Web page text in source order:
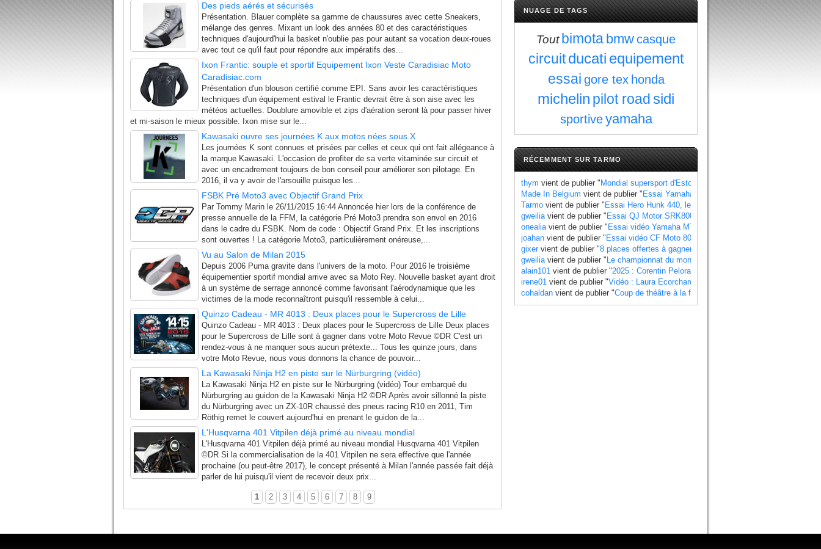
Des pieds aérés et sécurisés
Présentation. Blauer complète sa gamme de chaussures avec cette Sneakers,
mélange des genres. Mixant un look des années 80 et des caractéristiques
techniques d'aujourd'hui la basket n'oublie pas pour autant sa vocation deux-roues
avec tout ce qu'il faut pour répondre aux impératifs des...
Ixon Frantic: souple et sportif Equipement Ixon Veste Caradisiac Moto
Caradisiac.com
Présentation d'un blouson certifié comme EPI. Sans avoir les caractéristiques
techniques d'un équipement estival le Frantic devrait être à son aise avec les
météos actuelles. Doublure amovible et zips d'aération seront là pour passer hiver
et mi-saison le mieux possible. Ixon mise sur le...
Kawasaki ouvre ses journées K aux motos nées sous X
Les journées K sont connues et prisées par celles et ceux qui ont fait allégeance à
la marque Kawasaki. L'occasion de profiter de sa verte vitaminée sur circuit et
avec un encadrement toujours de bon conseil pour améliorer son pilotage. En
2016, il va y avoir de l'arsouille puisque les...
FSBK Pré Moto3 avec Objectif Grand Prix
Par Tommy Marin le 26/11/2015 16:44 Annoncée hier lors de la conférence de
presse annuelle de la FFM, la catégorie Pré Moto3 prendra son envol en 2016
dans le cadre du FSBK. Nom de code : Objectif Grand Prix. Et les inscriptions
sont ouvertes ! La catégorie Moto3, particulièrement onéreuse,...
Vu au Salon de Milan 2015
Depuis 2006 Puma gravite dans l'univers de la moto. Pour 2016 le troisième
équipementier sportif mondial arrive avec sa Moto Rey. Nouvelle basket ayant droit
à un système de serrage annoncé comme favorisant l'aérodynamique que les
victimes de la mode reconnaîtront puisqu'il ressemble à celui...
Quinzo Cadeau - MR 4013 : Deux places pour le Supercross de Lille
Quinzo Cadeau - MR 4013 : Deux places pour le Supercross de Lille Deux places
pour le Supercross de Lille sont à gagner dans votre Moto Revue ©DR C'est un
rendez-vous à ne manquer sous aucun prétexte... Tous les quinze jours, dans
votre Moto Revue, nous vous donnons la chance de pouvoir...
La Kawasaki Ninja H2 en piste sur le Nürburgring (vidéo)
La Kawasaki Ninja H2 en piste sur le Nürburgring (vidéo) Tour embarqué du
Nürburgring au guidon de la Kawasaki Ninja H2 ©DR Après avoir sillonné la piste
du Nürburgring avec un ZX-10R chaussé des pneus racing R10 en 2011, Tim
Röthig remet le couvert aujourd'hui en prenant le guidon de la...
L'Husqvarna 401 Vitpilen déjà primé au niveau mondial
L'Husqvarna 401 Vitpilen déjà primé au niveau mondial Husqvarna 401 Vitpilen
©DR Si la commercialisation de la 401 Vitpilen ne sera effective que l'année
prochaine (ou peut-être 2017), le concept présenté à Milan l'année passée fait déjà
parler de lui puisqu'il vient de recevoir deux prix...
1 2 3 4 5 6 7 8 9
NUAGE DE TAGS
Tout bimota bmwcasque
circuit ducati equipement
essai gore tex honda
michelin pilot road sidi
sportiveyamaha
RÉCEMMENT SUR TARMO
thym vient de publier " Mondial supersport d'Estoril : Manzi se rapproche du titre au
Made In Belgium vient de publier " Essai Yamaha Ténéré 700 World Raid, les points
Tarmo vient de publier " Essai Hero Hunk 440, les points à retenir
gweiliavient de publier " Essai QJ Motor SRK800, les points à retenir
onealiavient de publier " Essai vidéo Yamaha MT 07 2025 standard et Y AMT
joahan vient de publier " Essai vidéo CF Moto 800 MT X
gixervient de publier "8 places offertes à gagner pour le Grand Prix de France 2025
gweiliavient de publier " Le championnat du monde side-car 2025 a un calendrier
alain101 vient de publier "2025 : Corentin Pelorari sous les couleurs de Honda
irene01 vient de publier "Vidéo : Laura Ecorchard détaille sa saison 2024
cohaldan vient de publier "Coup de théâtre à la finale du Mondial 2024 side-car ,